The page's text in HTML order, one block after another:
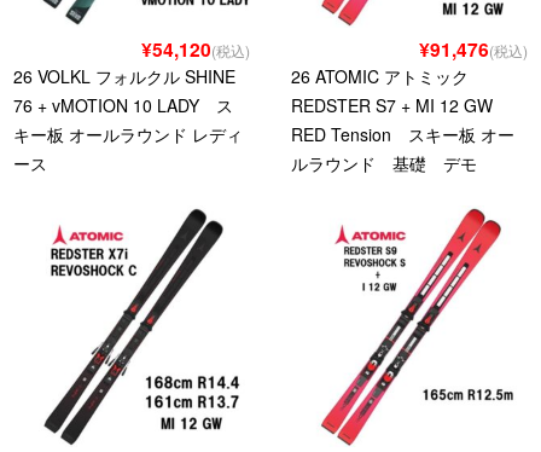
¥54,120(税込)
26 VOLKL フォルクル SHINE
76 + vMOTION 10 LADY ス
キー板 オールラウンド レディ
ース
¥91,476(税込)
26 ATOMIC アトミック
REDSTER S7 + MI 12 GW
RED Tension スキー板 オー
ルラウンド 基礎 デモ